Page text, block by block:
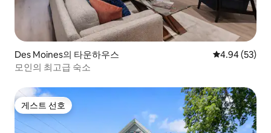
Des Moines의 타운하우스 평점 4.94점(5
4.94 (53)
모인의 최고급 숙소
게스트 선호
게스트 선호